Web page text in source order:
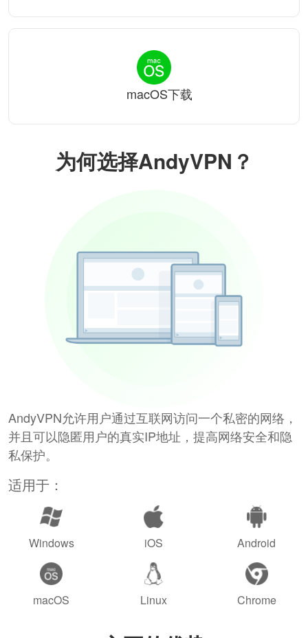
为何选择AndyVPN？
AndyVPN允许用户通过互联网访问一个私密的网络，
并且可以隐匿用户的真实IP地址，提高网络安全和隐
私保护。
适用于：
Windows iOS Android
macOS Linux Chrome
macOS下载